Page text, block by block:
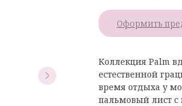
Оформить
Коллекция Palm
естественной
время отдыха у
пальмовый лист